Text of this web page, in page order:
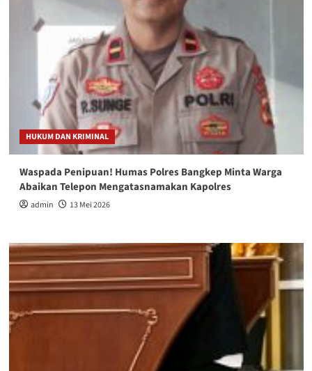
HUKUM DAN KRIMINAL
Waspada Penipuan! Humas Polres Bangkep Minta Warga
Abaikan Telepon Mengatasnamakan Kapolres
admin 13 Mei 2026